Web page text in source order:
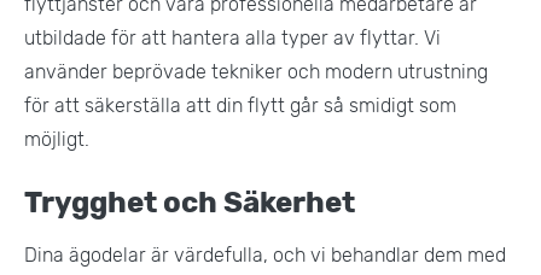
utbildade för att hantera alla typer av flyttar. Vi
använder beprövade tekniker och modern utrustning
för att säkerställa att din flytt går så smidigt som
möjligt​.
Trygghet och Säkerhet
Dina ägodelar är värdefulla, och vi behandlar dem med